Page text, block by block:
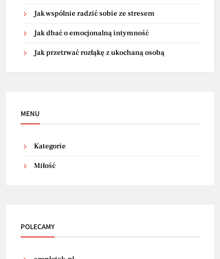
Jak wspólnie radzić sobie ze stresem
Jak dbać o emocjonalną intymność
Jak przetrwać rozłąkę z ukochaną osobą
MENU
Kategorie
Miłość
POLECAMY